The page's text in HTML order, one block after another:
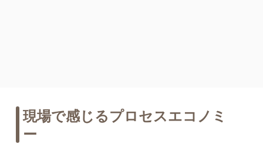
現場で感じるプロセスエコノミ
ー